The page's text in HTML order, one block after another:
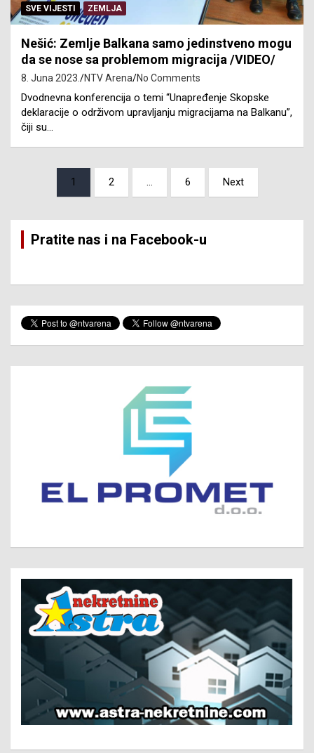
SVE VIJESTI ZEMLJA
Nešić: Zemlje Balkana samo jedinstveno mogu
da se nose sa problemom migracija /VIDEO/
8. Juna 2023. NTV Arena No Comments
Dvodnevna konferencija o temi “Unapređenje Skopske
deklaracije o održivom upravljanju migracijama na Balkanu”,
čiji su…
pagination
1 2 … 6 Next
Pratite nas i na Facebook-u